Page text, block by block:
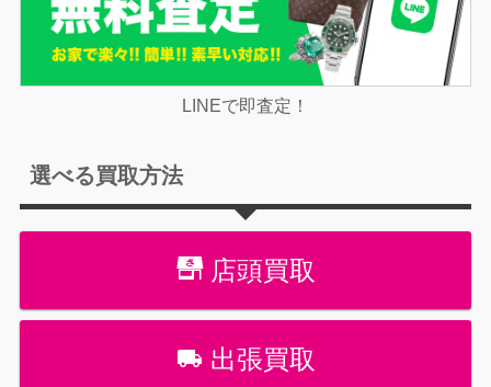
LINEで即査定！
選べる買取方法
店頭買取
出張買取